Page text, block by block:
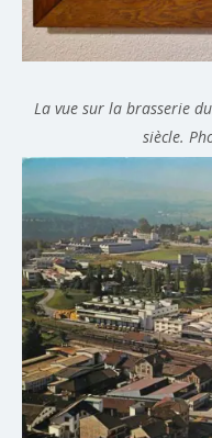
La vue sur la brasserie
siècle.